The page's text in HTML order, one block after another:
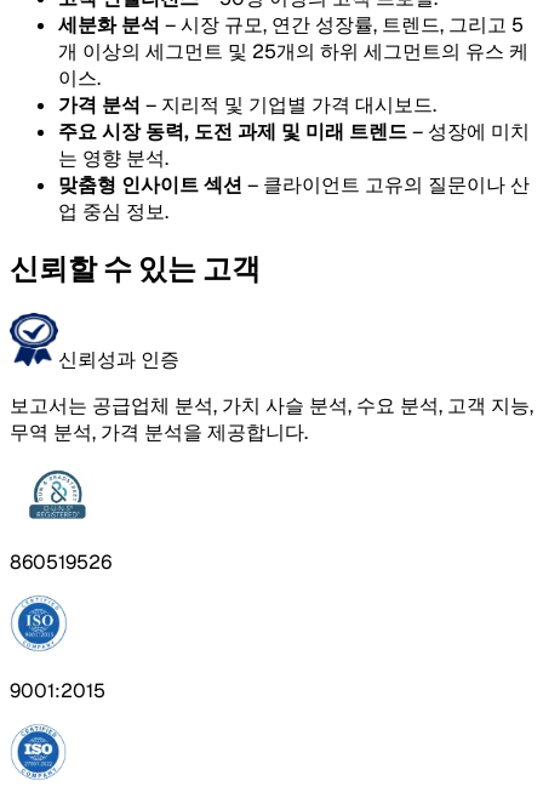
세분화 분석 – 시장 규모, 연간 성장률, 트렌드, 그리고 5
개 이상의 세그먼트 및 25개의 하위 세그먼트의 유스 케
이스.
가격 분석 – 지리적 및 기업별 가격 대시보드.
주요 시장 동력, 도전 과제 및 미래 트렌드– 성장에 미치
는 영향 분석.
맞춤형 인사이트 섹션 – 클라이언트 고유의 질문이나 산
업 중심 정보.
신뢰할 수 있는 고객
신뢰성과 인증
보고서는 공급업체 분석, 가치 사슬 분석, 수요 분석, 고객 지능,
무역 분석, 가격 분석을 제공합니다.
860519526
9001:2015